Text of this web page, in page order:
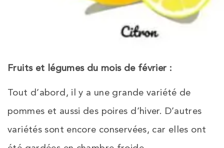
Fruits et légumes du mois de février :
Tout d’abord, il y a une grande variété de
pommes et aussi des poires d’hiver. D’autres
variétés sont encore conservées, car elles ont